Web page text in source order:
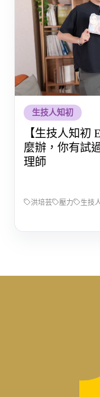
生技人知初
【生技人知初
麼辦，你有試
理師
洪培芸 壓力 生技